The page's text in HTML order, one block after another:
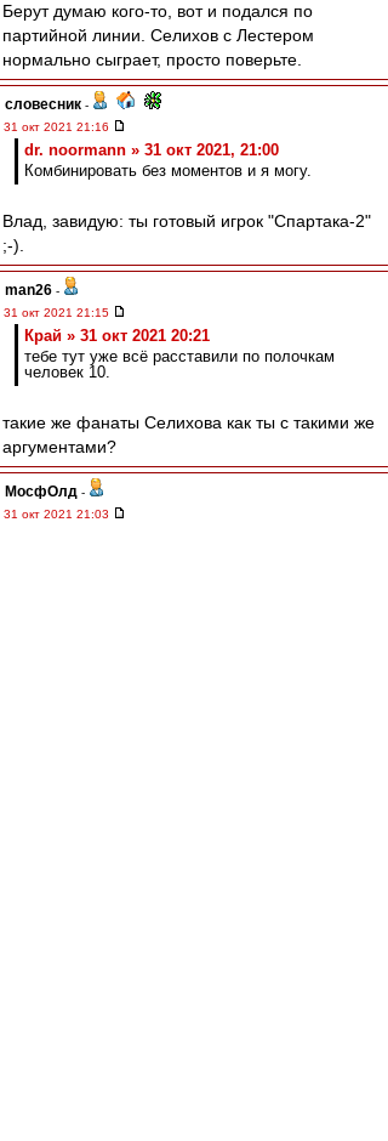
Берут думаю кого-то, вот и подался по
партийной линии. Селихов с Лестером
нормально сыграет, просто поверьте.
словесник -
31 окт 2021 21:16
dr. noormann » 31 окт 2021, 21:00
Комбинировать без моментов и я могу.
Влад, завидую: ты готовый игрок "Спартака-2"
;-).
man26 -
31 окт 2021 21:15
Край » 31 окт 2021 20:21
тебе тут уже всё расставили по полочкам
человек 10.
такие же фанаты Селихова как ты с такими же
аргументами?
МосфОлд -
31 окт 2021 21:03